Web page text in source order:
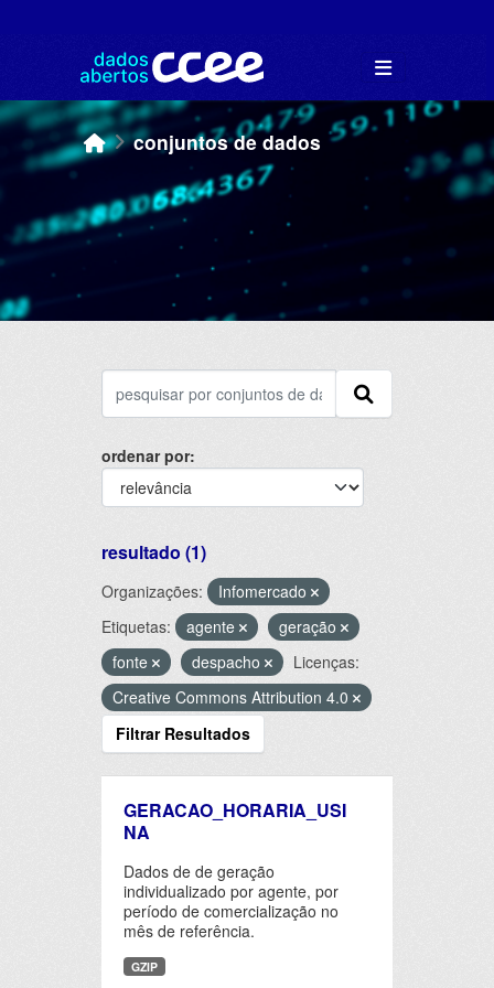
conjuntos de dados
ordenar por
resultado (1)
Organizações:
Infomercado
Etiquetas:
agente
geração
fonte
despacho
Licenças:
Creative Commons Attribution 4.0
Filtrar Resultados
GERACAO_HORARIA_USI
NA
Dados de de geração
individualizado por agente, por
período de comercialização no
mês de referência.
GZIP